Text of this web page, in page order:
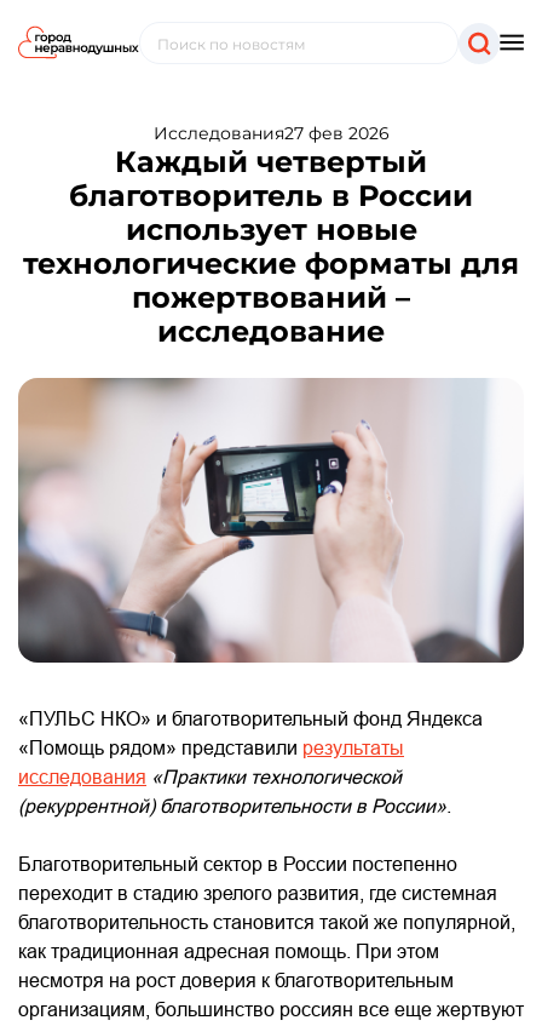
Исследования27 фев 2026
Каждый четвертый
благотворитель в России
использует новые
технологические форматы для
пожертвований –
исследование
«ПУЛЬС НКО» и благотворительный фонд Яндекса
«Помощь рядом» представили результаты
исследования «Практики технологической
(рекуррентной) благотворительности в России»
Благотворительный сектор в России постепенно
переходит в стадию зрелого развития, где системная
благотворительность становится такой же популярной,
как традиционная адресная помощь. При этом
несмотря на рост доверия к благотворительным
организациям, большинство россиян все еще жертвуют